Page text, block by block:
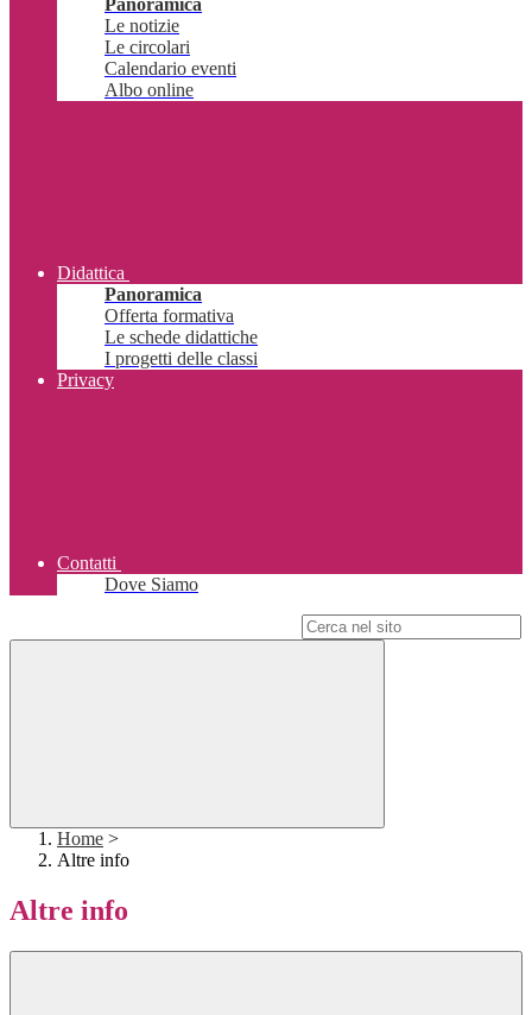
Panoramica
Le notizie
Le circolari
Calendario eventi
Albo online
Didattica
Panoramica
Offerta formativa
Le schede didattiche
I progetti delle classi
Privacy
Contatti
Dove Siamo
Home >
Altre info
Altre info